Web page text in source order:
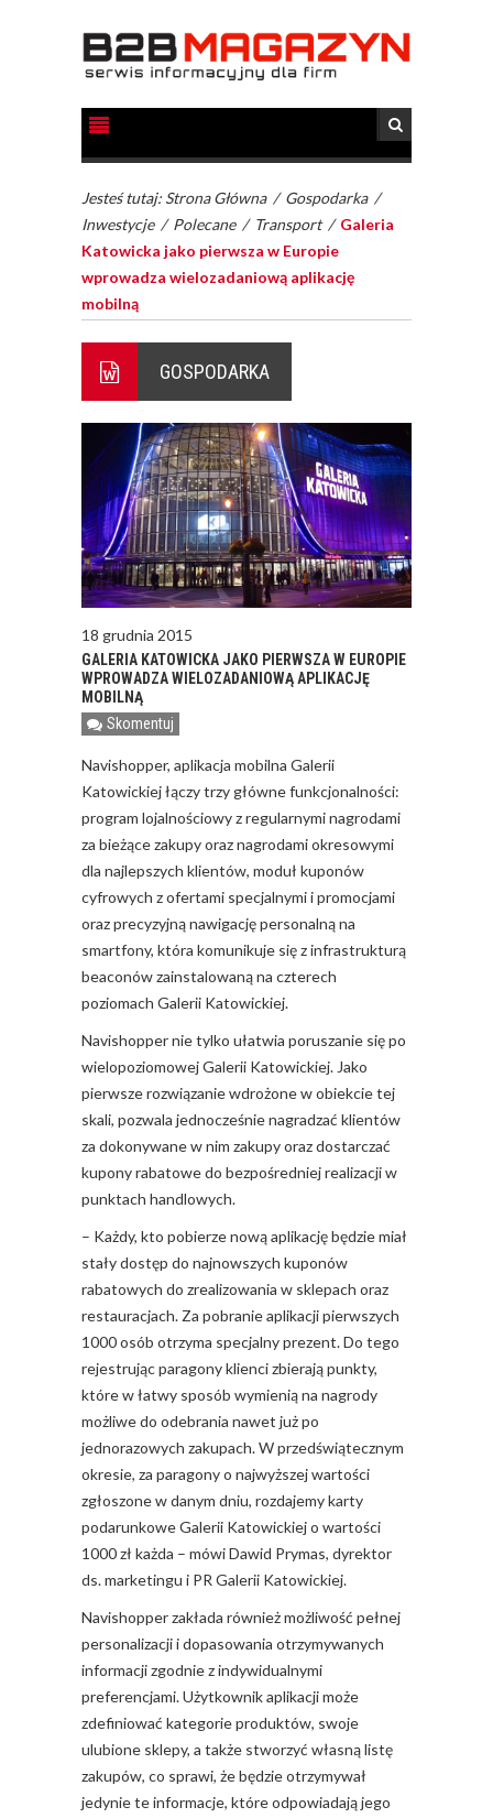
Jesteś tutaj: Strona Główna / Gospodarka /
Inwestycje / Polecane / Transport / Galeria
Katowicka jako pierwsza w Europie
wprowadza wielozadaniową aplikację
mobilną
GOSPODARKA
18 grudnia 2015
GALERIA KATOWICKA JAKO PIERWSZA W EUROPIE
WPROWADZA WIELOZADANIOWĄ APLIKACJĘ
MOBILNĄ
Skomentuj
Navishopper, aplikacja mobilna Galerii
Katowickiej łączy trzy główne funkcjonalności:
program lojalnościowy z regularnymi nagrodami
za bieżące zakupy oraz nagrodami okresowymi
dla najlepszych klientów, moduł kuponów
cyfrowych z ofertami specjalnymi i promocjami
oraz precyzyjną nawigację personalną na
smartfony, która komunikuje się z infrastrukturą
beaconów zainstalowaną na czterech
poziomach Galerii Katowickiej.
Navishopper nie tylko ułatwia poruszanie się po
wielopoziomowej Galerii Katowickiej. Jako
pierwsze rozwiązanie wdrożone w obiekcie tej
skali, pozwala jednocześnie nagradzać klientów
za dokonywane w nim zakupy oraz dostarczać
kupony rabatowe do bezpośredniej realizacji w
punktach handlowych.
– Każdy, kto pobierze nową aplikację będzie miał
stały dostęp do najnowszych kuponów
rabatowych do zrealizowania w sklepach oraz
restauracjach. Za pobranie aplikacji pierwszych
1000 osób otrzyma specjalny prezent. Do tego
rejestrując paragony klienci zbierają punkty,
które w łatwy sposób wymienią na nagrody
możliwe do odebrania nawet już po
jednorazowych zakupach. W przedświątecznym
okresie, za paragony o najwyższej wartości
zgłoszone w danym dniu, rozdajemy karty
podarunkowe Galerii Katowickiej o wartości
1000 zł każda – mówi Dawid Prymas, dyrektor
ds. marketingu i PR Galerii Katowickiej.
Navishopper zakłada również możliwość pełnej
personalizacji i dopasowania otrzymywanych
informacji zgodnie z indywidualnymi
preferencjami. Użytkownik aplikacji może
zdefiniować kategorie produktów, swoje
ulubione sklepy, a także stworzyć własną listę
zakupów, co sprawi, że będzie otrzymywał
jedynie te informacje, które odpowiadają jego